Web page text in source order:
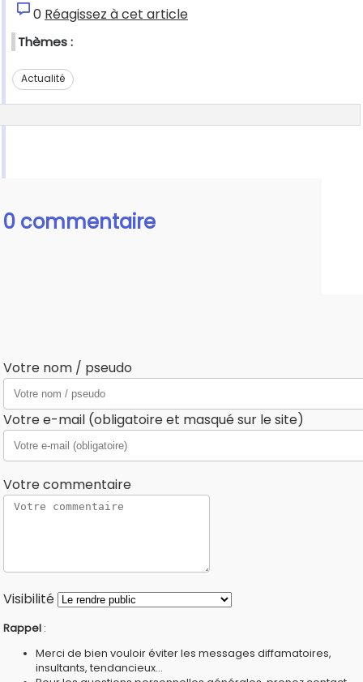
0 Réagissez à cet article
Thèmes :
Actualité
0 commentaire
Votre nom / pseudo
Votre e-mail (obligatoire et masqué sur le site)
Votre commentaire
Visibilité
Rappel :
Merci de bien vouloir éviter les messages diffamatoires,
insultants, tendancieux...